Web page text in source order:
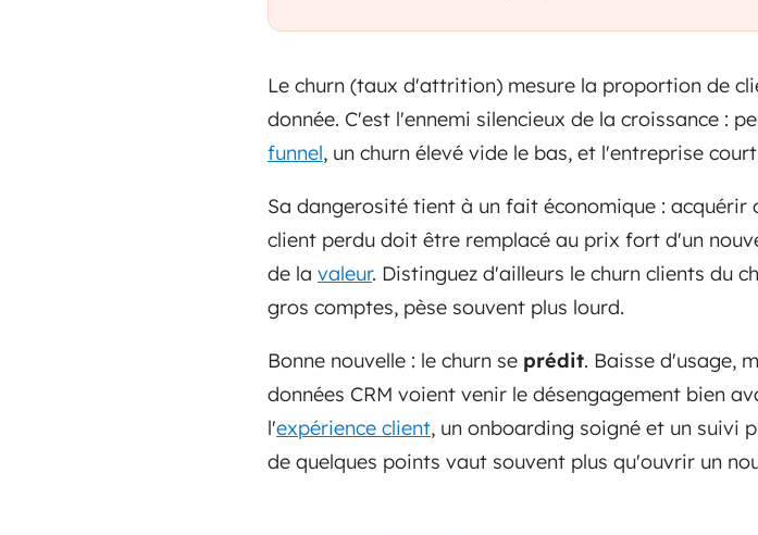
Le churn (taux d'attrition) mesure la proportion de
donnée. C'est l'ennemi silencieux de la croissance :
funnel, un churn élevé vide le bas, et l'entreprise
Sa dangerosité tient à un fait économique : acquérir
client perdu doit être remplacé au prix fort d'un
de la valeur. Distinguez d'ailleurs le churn clients du
gros comptes, pèse souvent plus lourd.
Bonne nouvelle : le churn se prédit. Baisse d'usage,
données CRM voient venir le désengagement bien
l'expérience client, un onboarding soigné et un suivi
de quelques points vaut souvent plus qu'ouvrir un